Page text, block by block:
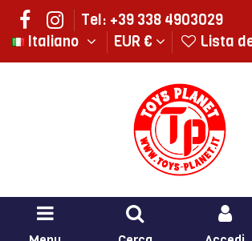
Tel: +39 338 4903029
Italiano
EUR € Lista